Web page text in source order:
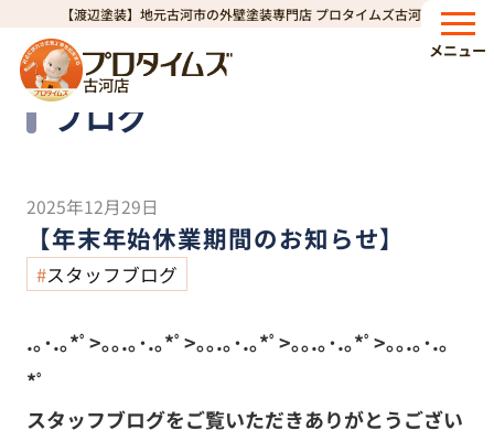
【渡辺塗装】地元古河市の外壁塗装専門店 プロタイムズ古河店
古河店
メニュー
HOME>ブログ> 【年末年始休業期間のお知らせ】
ブログ
Blog
2025年12月29日
【年末年始休業期間のお知らせ】
スタッフブログ
.｡･.｡*ﾟ>｡｡.｡･.｡*ﾟ>｡｡.｡･.｡*ﾟ>｡｡.｡･.｡*ﾟ>｡｡.｡･.｡
*ﾟ
スタッフブログをご覧いただきありがとうござい